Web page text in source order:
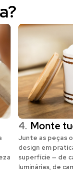
4. Monte
Junte as peças
design em
superfície — de
luminárias, de